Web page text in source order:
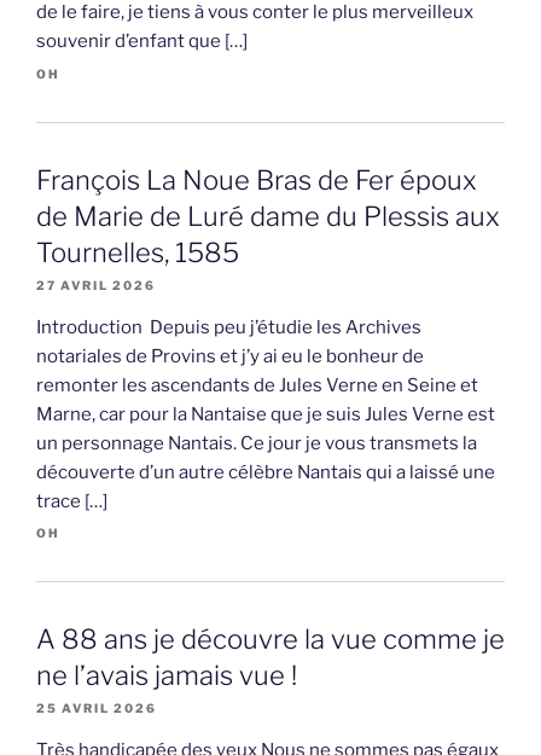
de le faire, je tiens à vous conter le plus merveilleux
souvenir d’enfant que […]
OH
François La Noue Bras de Fer époux
de Marie de Luré dame du Plessis aux
Tournelles, 1585
27 AVRIL 2026
Introduction Depuis peu j’étudie les Archives
notariales de Provins et j’y ai eu le bonheur de
remonter les ascendants de Jules Verne en Seine et
Marne, car pour la Nantaise que je suis Jules Verne est
un personnage Nantais. Ce jour je vous transmets la
découverte d’un autre célèbre Nantais qui a laissé une
trace […]
OH
A 88 ans je découvre la vue comme je
ne l’avais jamais vue !
25 AVRIL 2026
Très handicapée des yeux Nous ne sommes pas égaux